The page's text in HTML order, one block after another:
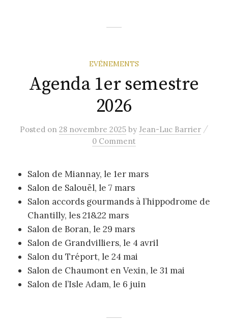
EVÉNEMENTS
Agenda 1er semestre
2026
Posted on 28 novembre 2025 by Jean-Luc Barrier /
0 Comment
Salon de Miannay, le 1er mars
Salon de Salouël, le 7 mars
Salon accords gourmands à l’hippodrome de
Chantilly, les 21&22 mars
Salon de Boran, le 29 mars
Salon de Grandvilliers, le 4 avril
Salon du Tréport, le 24 mai
Salon de Chaumont en Vexin, le 31 mai
Salon de l’Isle Adam, le 6 juin